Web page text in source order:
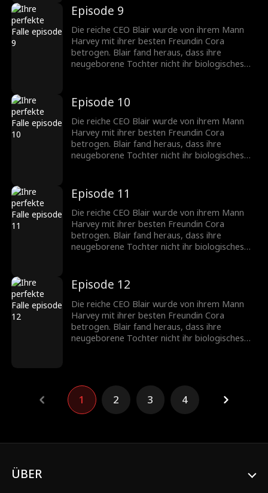
heimlich ihr befruchtetes Ei ausgetauscht.
Blair beschloss, sich zu rächen. Sie zog Coras
Tochter absichtlich als dummes Mädchen auf
und enthüllte die Wahrheit öffentlich, um alles
zurückzufordern...
Episode 9
Die reiche CEO Blair wurde von ihrem Mann
Harvey mit ihrer besten Freundin Cora
betrogen. Blair fand heraus, dass ihre
neugeborene Tochter nicht ihr biologisches
heimlich ihr befruchtetes Ei ausgetauscht.
Blair beschloss, sich zu rächen. Sie zog Coras
Tochter absichtlich als dummes Mädchen auf
und enthüllte die Wahrheit öffentlich, um alles
zurückzufordern...
Episode 10
Die reiche CEO Blair wurde von ihrem Mann
Harvey mit ihrer besten Freundin Cora
betrogen. Blair fand heraus, dass ihre
neugeborene Tochter nicht ihr biologisches
heimlich ihr befruchtetes Ei ausgetauscht.
Blair beschloss, sich zu rächen. Sie zog Coras
Tochter absichtlich als dummes Mädchen auf
und enthüllte die Wahrheit öffentlich, um alles
zurückzufordern...
Episode 11
Die reiche CEO Blair wurde von ihrem Mann
Harvey mit ihrer besten Freundin Cora
betrogen. Blair fand heraus, dass ihre
neugeborene Tochter nicht ihr biologisches
heimlich ihr befruchtetes Ei ausgetauscht.
Blair beschloss, sich zu rächen. Sie zog Coras
Tochter absichtlich als dummes Mädchen auf
und enthüllte die Wahrheit öffentlich, um alles
zurückzufordern...
Episode 12
Die reiche CEO Blair wurde von ihrem Mann
Harvey mit ihrer besten Freundin Cora
betrogen. Blair fand heraus, dass ihre
neugeborene Tochter nicht ihr biologisches
Blair beschloss, sich zu rächen. Sie zog Coras
Tochter absichtlich als dummes Mädchen auf
und enthüllte die Wahrheit öffentlich, um alles
zurückzufordern...
1 2 3 4
ÜBER